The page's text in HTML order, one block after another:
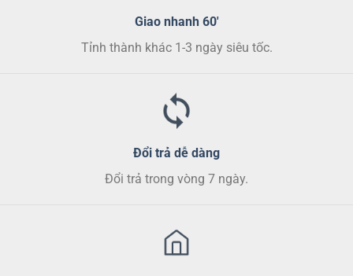
Giao nhanh 60'
Tỉnh thành khác 1-3 ngày siêu tốc.
Đổi trả dễ dàng
Đổi trả trong vòng 7 ngày.